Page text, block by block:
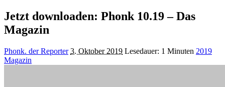
Jetzt downloaden: Phonk 10.19 – Das
Magazin
Posted
by
Phonk. der Reporter 3. Oktober 2019 Lesedauer: 1 Minuten 2019
Magazin